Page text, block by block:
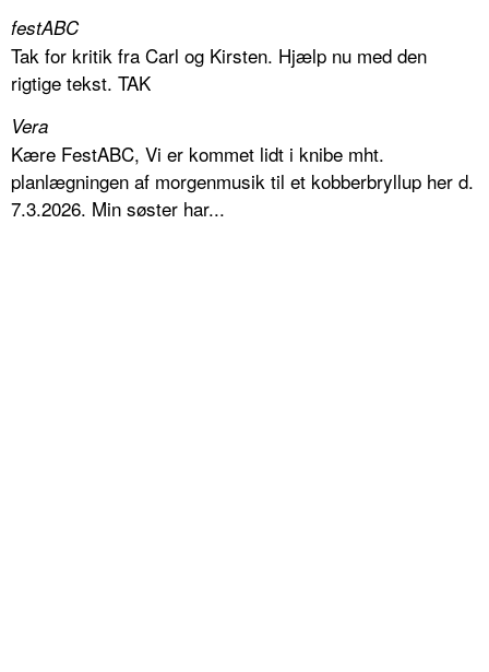
festABC
Tak for kritik fra Carl og Kirsten. Hjælp nu med den
rigtige tekst. TAK
Vera
Kære FestABC, Vi er kommet lidt i knibe mht.
planlægningen af morgenmusik til et kobberbryllup her d.
7.3.2026. Min søster har...